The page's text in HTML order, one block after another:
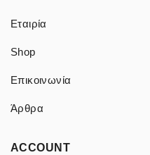
Εταιρία
Shop
Επικοινωνία
Άρθρα
ACCOUNT